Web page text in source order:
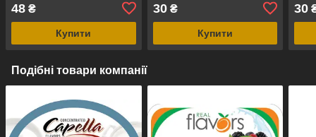
48 ₴
Купити
30₴
Купити
30
Подібні товари компанії